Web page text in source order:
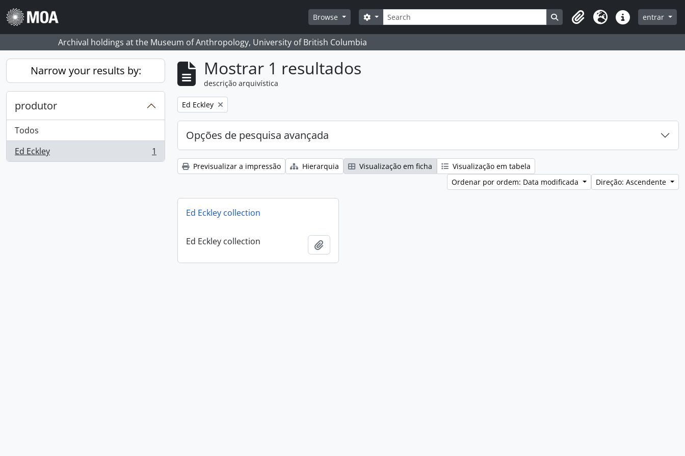
Skip to main content
Browse
Pesquisar
Search options Search in browse page
Clipboard
Idioma Ligações rápidas
entrar
Archival holdings at the Museum of Anthropology, University of British Columbia
Narrow your results by:
produtor
Todos
Ed Eckley
, 1 resultados 1
Mostrar 1 resultados
descrição arquivística
Remove filter:
Ed Eckley
Opções de pesquisa avançada
Previsualizar a impressão Hierarquia Visualização em ficha
Visualização em tabela
Ordenar por ordem: Data modificada
Direção: Ascendente
Ed Eckley collection
Ed Eckley collection